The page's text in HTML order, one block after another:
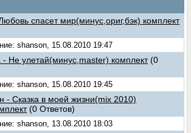
спасет мир(минус,ориг,бэк) комплект
shanson, 15.08.2010 19:47
Не улетай(минус,master) комплект (0
shanson, 15.08.2010 19:45
- Сказка в моей жизни(mix 2010)
(0 Ответов)
shanson, 13.08.2010 18:03